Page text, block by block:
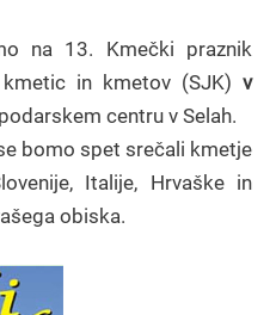
na 13. Kmečki praznik
in kmetov (SJK) v
centru v Selah.
bomo spet srečali kmetje
Italije, Hrvaške in
obiska.